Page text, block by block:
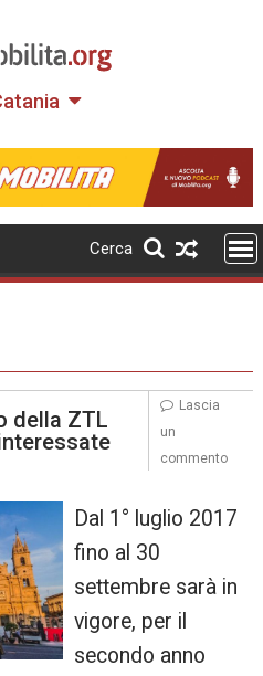
Cerca
della ZTL
Dal 1° luglio 2017
fino al 30
settembre sarà in
vigore, per il
secondo anno
Lascia
un
commento